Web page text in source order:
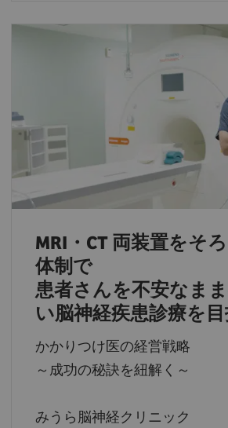
MRI・CT 両装置をそ
体制で
患者さんを不安なま
い脳神経疾患診療を
かかりつけ医の経営戦略
～成功の秘訣を紐解く～
みうら脳神経クリニック